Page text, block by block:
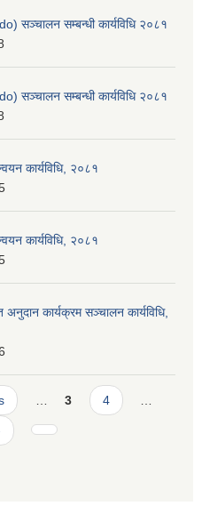
सञ्चालन सम्बन्धी कार्यविधि २०८१
सञ्चालन सम्बन्धी कार्यविधि २०८१
कार्यविधि, २०८१
कार्यविधि, २०८१
अनुदान कार्यक्रम सञ्‍चालन कार्यविधि,
3 4